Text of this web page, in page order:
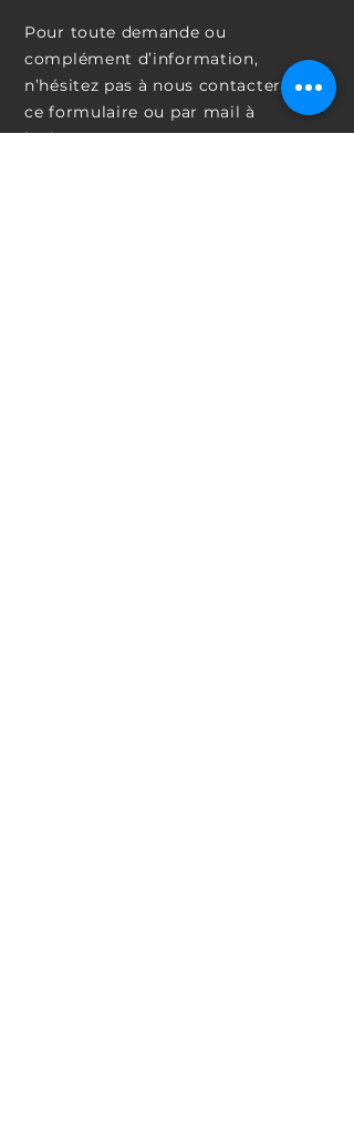
Pour toute demande ou
complément d’information,
n’hésitez pas à nous contacter avec
ce formulaire ou par mail à
l'adresse